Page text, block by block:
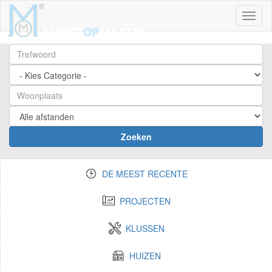
Zoeken
DE MEEST RECENTE
PROJECTEN
KLUSSEN
HUIZEN